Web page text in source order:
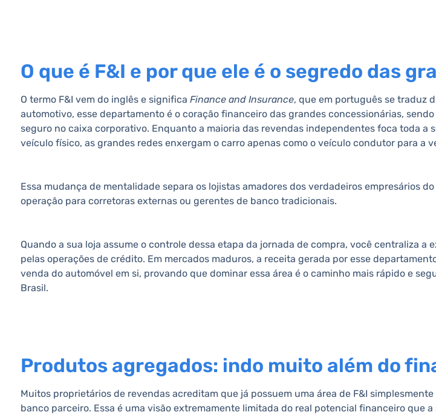
O que é F&I e por que ele é o segredo das
O termo F&I vem do inglês e significa Finance and Insurance, que em português se traduz
automotivo, esse departamento é o coração financeiro das grandes concessionárias,
seguro no caixa corporativo. Enquanto a maioria das revendas independentes foca toda a
veículo físico, as grandes redes enxergam o carro apenas como o veículo condutor para a
Essa mudança de mentalidade separa os lojistas amadores dos verdadeiros empresários
operação para corretoras externas ou gerentes de banco tradicionais.
Quando a sua loja assume o controle dessa etapa da jornada de compra, você centraliza
pelas operações de crédito. Em mercados maduros, a receita gerada por esse
venda do automóvel em si, provando que dominar essa área é o caminho mais rápido e
Brasil.
Produtos agregados: indo muito além do
Muitos proprietários de revendas acreditam que já possuem uma área de F&I
banco parceiro. Essa é uma visão extremamente limitada do real potencial financeiro que